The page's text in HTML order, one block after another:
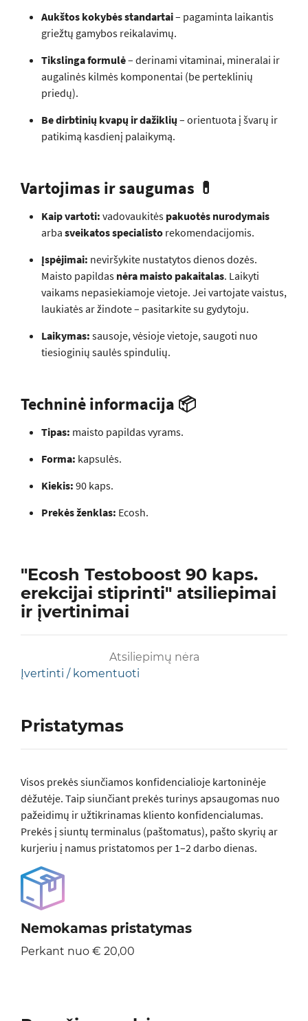
Aukštos kokybės standartai– pagaminta laikantis
griežtų gamybos reikalavimų.
Tikslinga formulė– derinami vitaminai, mineralai ir
augalinės kilmės komponentai (be perteklinių
priedų).
Be dirbtinių kvapų ir dažiklių – orientuota į švarų ir
patikimą kasdienį palaikymą.
Vartojimas ir saugumas 💊
Kaip vartoti: vadovaukitės pakuotės nurodymais
arba sveikatos specialisto rekomendacijomis.
Įspėjimai: neviršykite nustatytos dienos dozės.
Maisto papildas nėra maisto pakaitalas. Laikyti
vaikams nepasiekiamoje vietoje. Jei vartojate vaistus,
laukiatės ar žindote – pasitarkite su gydytoju.
Laikymas: sausoje, vėsioje vietoje, saugoti nuo
tiesioginių saulės spindulių.
Techninė informacija 📦
Tipas: maisto papildas vyrams.
Forma: kapsulės.
Kiekis: 90 kaps.
Prekės ženklas: Ecosh.
"Ecosh Testoboost 90 kaps.
erekcijai stiprinti" atsiliepimai
ir įvertinimai
Atsiliepimų nėra
Įvertinti / komentuoti
Pristatymas
Visos prеkės siunčiamos konfidencialioje kartoninėje
dėžutėje. Taip siunčiant prekės turinys apsaugomas nuo
pažeidimų ir užtikrinamas kliento konfidencialumas.
Prekės į siuntų terminalus (paštomatus), pašto skyrių ar
kurjeriu į namus pristatomos per 1–2 darbo dienas.
Nemokamas pristatymas
Perkant nuo € 20,00